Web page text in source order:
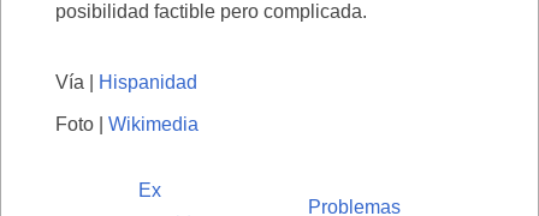
posibilidad factible pero complicada.
Vía | Hispanidad
Foto | Wikimedia
Ex
Problemas